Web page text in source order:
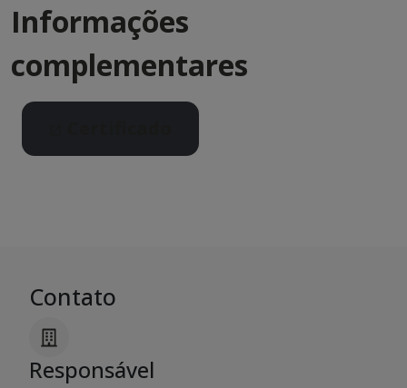
Informações
complementares
Contato
Responsável